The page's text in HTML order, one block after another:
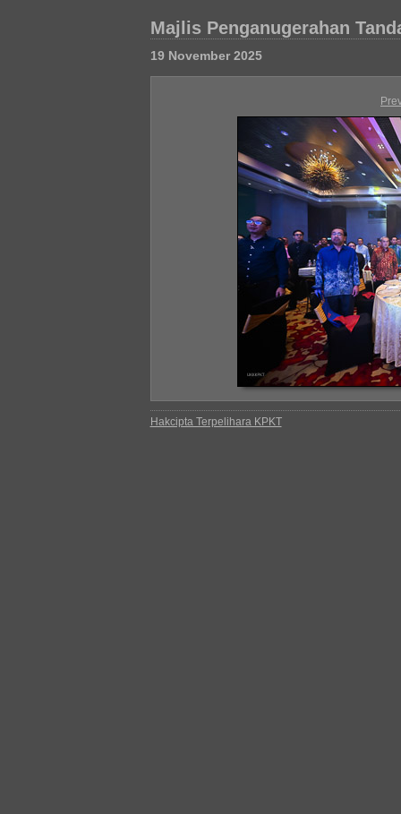
Majlis Penganugerahan
19 November 2025
Hakcipta Terpelihara KPKT